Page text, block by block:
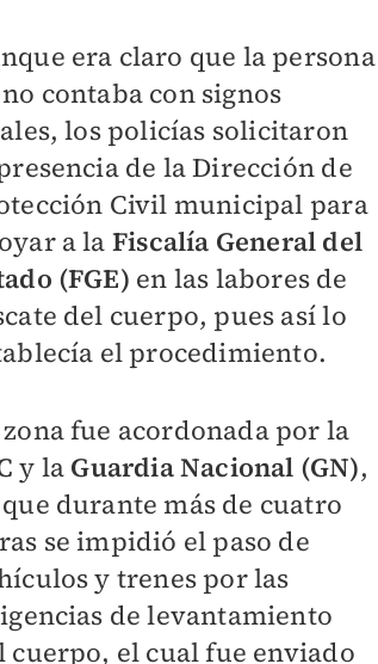
era claro que la persona
contaba con signos
los policías solicitaron
de la Dirección de
Civil municipal para
a la Fiscalía General del
(FGE) en las labores de
del cuerpo, pues así lo
el procedimiento.
fue acordonada por la
y la Guardia Nacional (GN),
durante más de cuatro
se impidió el paso de
y trenes por las
de levantamiento
cuerpo, el cual fue enviado